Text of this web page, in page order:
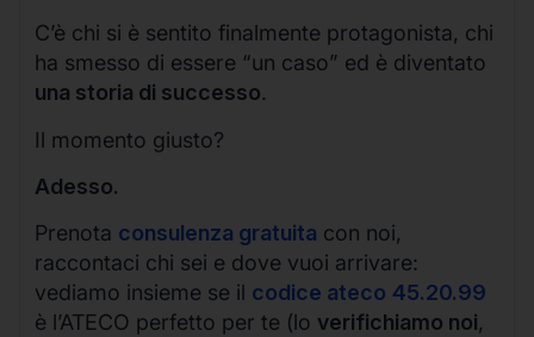
C’è chi si è sentito finalmente protagonista, chi
ha smesso di essere “un caso” ed è diventato
una storia di successo.
Il momento giusto?
Adesso.
Prenota consulenza gratuita con noi,
raccontaci chi sei e dove vuoi arrivare:
vediamo insieme se il codice ateco 45.20.99
è l’ATECO perfetto per te (lo verifichiamo noi,